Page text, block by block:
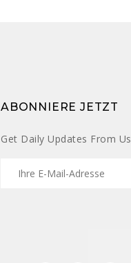
ABONNIERE JETZT
Get Daily Updates From Us